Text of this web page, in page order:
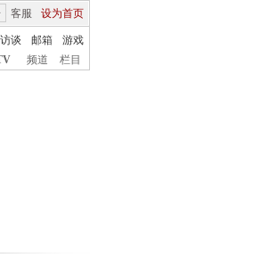
客服 设为首页
访谈 邮箱
游戏
频道 栏目